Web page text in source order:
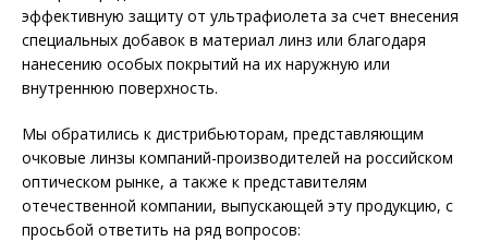
эффективную защиту от ультрафиолета за счет внесения
специальных добавок в материал линз или благодаря
нанесению особых покрытий на их наружную или
внутреннюю поверхность.
Мы обратились к дистрибьюторам, представляющим
очковые линзы компаний-производителей на российском
оптическом рынке, а также к представителям
отечественной компании, выпускающей эту продукцию, с
просьбой ответить на ряд вопросов: